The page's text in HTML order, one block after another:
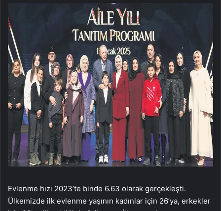
Evlenme hızı 2023’te binde 6.63 olarak gerçekleşti.
Ülkemizde ilk evlenme yaşının kadınlar için 26’ya, erkekler